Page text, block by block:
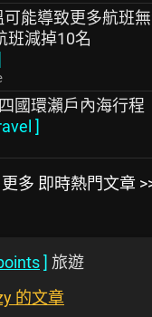
可能導致更多航班
班減掉10名
國環瀨戶內海行程
]
更多 即時熱門文章
] 旅遊
的文章